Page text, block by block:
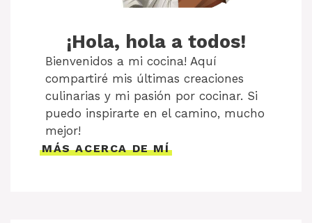
¡Hola, hola a todos!
Bienvenidos a mi cocina! Aquí
compartiré mis últimas creaciones
culinarias y mi pasión por cocinar. Si
puedo inspirarte en el camino, mucho
mejor!
MÁS ACERCA DE MÍ